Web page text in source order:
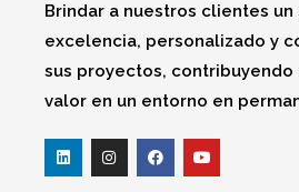
Brindar a nuestros clientes
excelencia, personalizado y
sus proyectos, contribuyendo
valor en un entorno en